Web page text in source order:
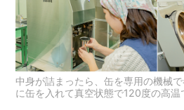
中身が詰まったら、缶を専用の機械
に缶を入れて真空状態で120度の高